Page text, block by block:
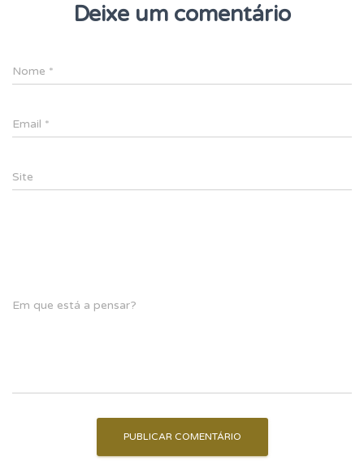
Deixe um comentário
Nome *
Email *
Site
Em que está a pensar?